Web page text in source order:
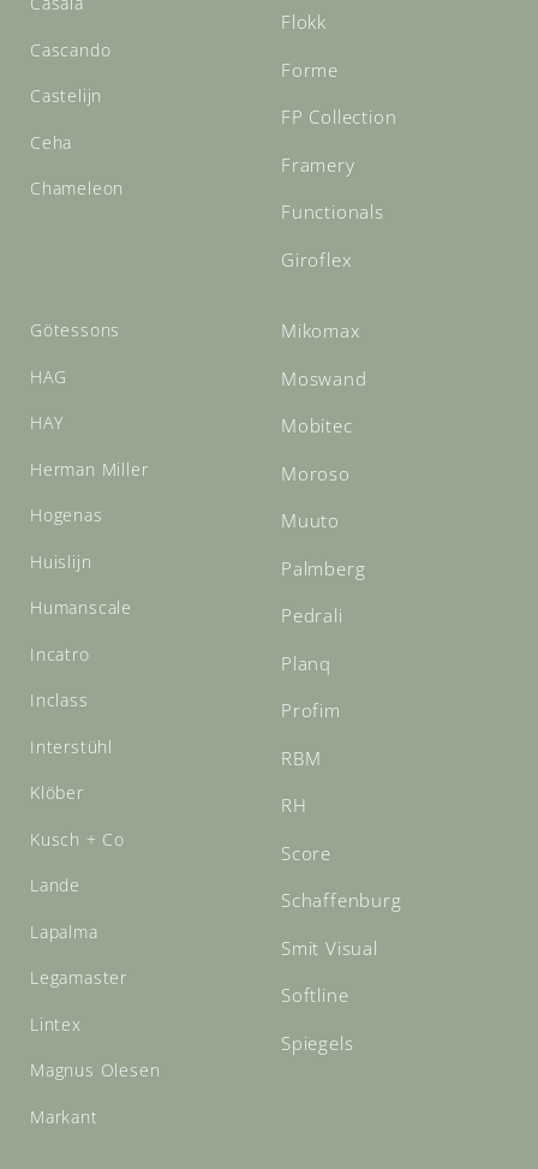
Cascando
Castelijn
Ceha
Chameleon
Flokk
Forme
FP Collection
Framery
Functionals
Giroflex
Götessons
HAG
HAY
Herman Miller
Hogenas
Huislijn
Humanscale
Incatro
Inclass
Interstühl
Klöber
Kusch + Co
Lande
Lapalma
Legamaster
Lintex
Magnus Olesen
Markant
Mikomax
Moswand
Mobitec
Moroso
Muuto
Palmberg
Pedrali
Planq
Profim
RBM
RH
Score
Schaffenburg
Smit Visual
Softline
Spiegels